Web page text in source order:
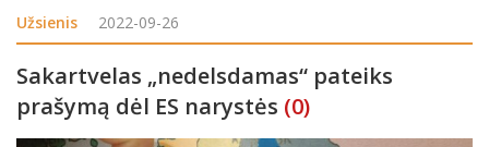
15 mln. Jei ketinate atostogauti Tailande, tikėtina, kad kelionę
pradėsite arba baigsite niekada nemiegančiame Ban
Užsienis 2022-09-26
Sakartvelas „nedelsdamas“ pateiks
prašymą dėl ES narystės (0)